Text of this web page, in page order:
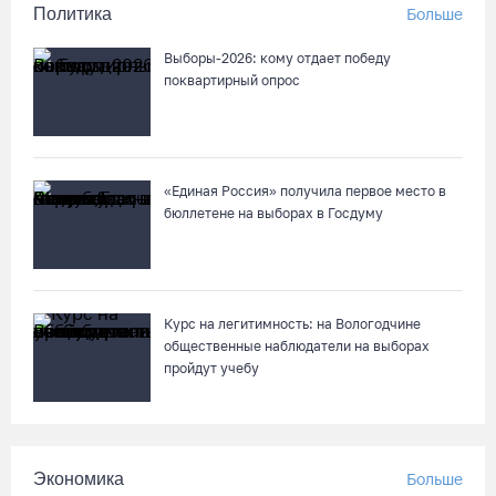
08.08.26 / 10:41
На V фестивале «Небо Славян» организуют трейл для
08.08.26 / 10:22
Две телеги «органики» станут главным призом лотереи
8 августа в Череповце пройдет праздник баскетбола и
брейкинга
вологодские гаишники
Политика Больше
Выборы-2026: кому отдает победу
поквартирный опрос
«Единая Россия» получила первое место в
бюллетене на выборах в Госдуму
Курс на легитимность: на Вологодчине
общественные наблюдатели на выборах
пройдут учебу
Экономика Больше